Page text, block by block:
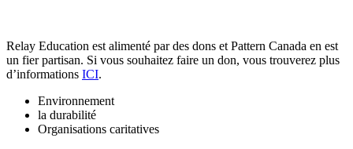
Relay Education est alimenté par des dons et Pattern Canada en est
un fier partisan. Si vous souhaitez faire un don, vous trouverez plus
d’informations ICI.
Environnement
la durabilité
Organisations caritatives